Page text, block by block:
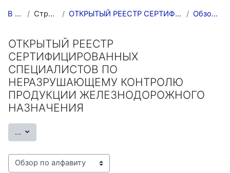
В начало Страницы сайта ОТКРЫТЫЙ РЕЕСТР СЕРТИФИЦИРОВАННЫХ СПЕЦИАЛИСТОВ ПО ... Обзор по алфавиту
ОТКРЫТЫЙ РЕЕСТР
СЕРТИФИЦИРОВАННЫХ
СПЕЦИАЛИСТОВ ПО
НЕРАЗРУШАЮЩЕМУ КОНТРОЛЮ
ПРОДУКЦИИ ЖЕЛЕЗНОДОРОЖНОГО
НАЗНАЧЕНИЯ
... Экспорт записей
Обзор по алфавиту